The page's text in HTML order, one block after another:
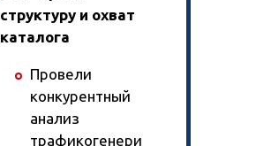
структуру и охват
каталога
Провели
конкурентный
анализ
трафикогенери